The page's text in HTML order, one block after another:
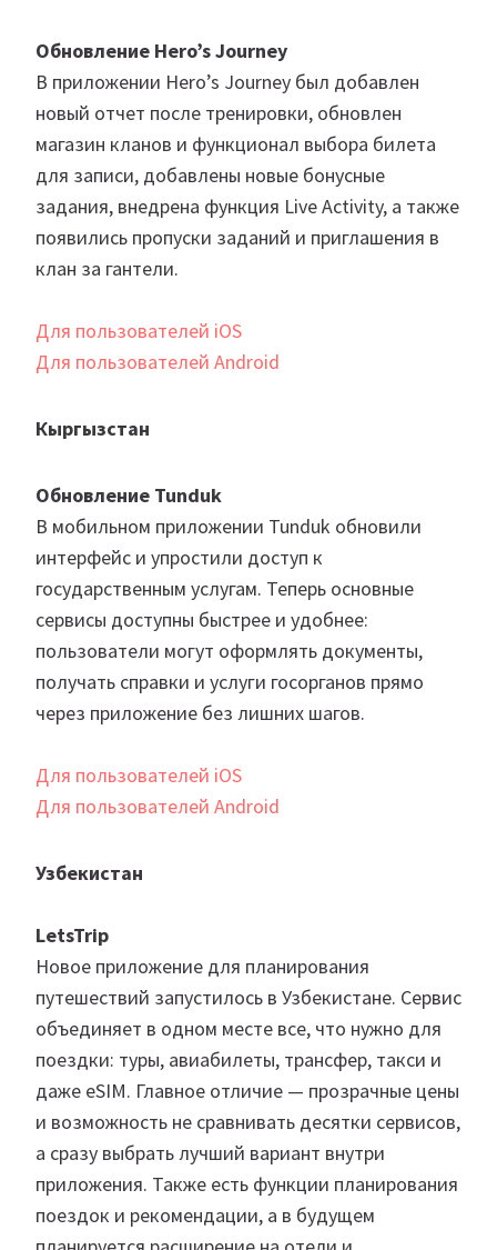
Обновление Hero’s Journey
В приложении Hero’s Journey был добавлен
новый отчет после тренировки, обновлен
магазин кланов и функционал выбора билета
для записи, добавлены новые бонусные
задания, внедрена функция Live Activity, а также
появились пропуски заданий и приглашения в
клан за гантели.
Для пользователей iOS
Для пользователей Android
Кыргызстан
Обновление Tunduk
В мобильном приложении Tunduk обновили
интерфейс и упростили доступ к
государственным услугам. Теперь основные
сервисы доступны быстрее и удобнее:
пользователи могут оформлять документы,
получать справки и услуги госорганов прямо
через приложение без лишних шагов.
Для пользователей iOS
Для пользователей Android
Узбекистан
LetsTrip
Новое приложение для планирования
путешествий запустилось в Узбекистане. Сервис
объединяет в одном месте все, что нужно для
поездки: туры, авиабилеты, трансфер, такси и
даже eSIM. Главное отличие — прозрачные цены
и возможность не сравнивать десятки сервисов,
а сразу выбрать лучший вариант внутри
приложения. Также есть функции планирования
поездок и рекомендации, а в будущем